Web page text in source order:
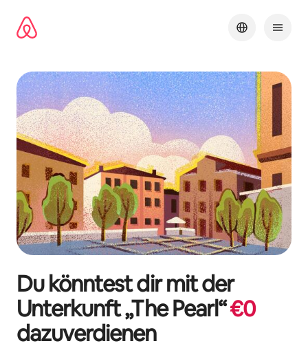
Inhalten
springen
Du könntest dir mit der
Unterkunft „The Pearl“€0
dazuverdienen